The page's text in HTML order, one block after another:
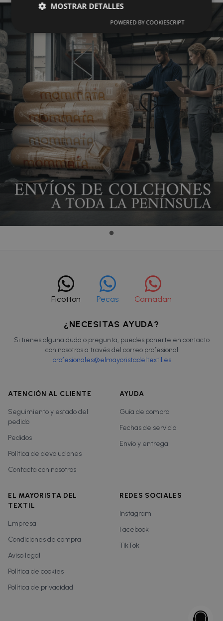
Ficotton Pecas Camadan
¿NECESITAS AYUDA?
Si tienes alguna duda o pregunta, puedes ponerte en contacto
con nosotros a través del correo profesional
profesionales@elmayoristadeltextil.es
ATENCIÓN AL CLIENTE
Seguimiento y estado del
pedido
Pedidos
Política de devoluciones
Contacta con nosotros
AYUDA
Guía de compra
Fechas de servicio
Envío y entrega
EL MAYORISTA DEL
TEXTIL
Empresa
Condiciones de compra
Aviso legal
Política de cookies
Política de privacidad
REDES SOCIALES
Instagram
Facebook
TikTok
MOSTRAR DETALLES
POWERED BY COOKIESCRIPT